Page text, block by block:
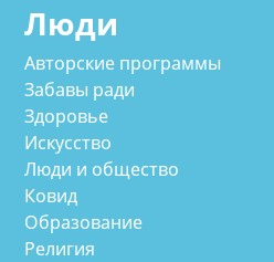
Люди
Авторские программы
Забавы ради
Здоровье
Искусство
Люди и общество
Ковид
Образование
Религия